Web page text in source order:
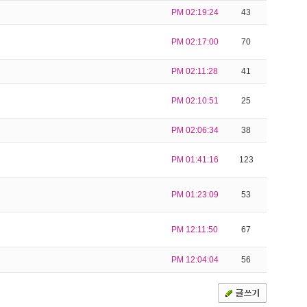
PM 02:19:24 43
PM 02:17:00 70
PM 02:11:28 41
PM 02:10:51 25
PM 02:06:34 38
PM 01:41:16 123
PM 01:23:09 53
PM 12:11:50 67
PM 12:04:04 56